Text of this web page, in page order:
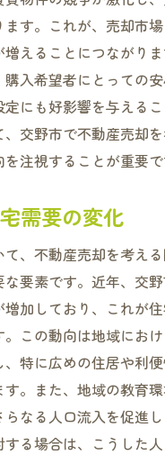
す。これが、売却市
えることにつながりま
入希望者にとっての
定にも好影響を与える
交野市で不動産売却
注視することが重要で
需要の変化
、不動産売却を考え
要素です。近年、交
加しており、これが
。この動向は地域にお
特に広めの住居や利
。また、地域の教育
なる人口流入を促進
る場合は、こうした